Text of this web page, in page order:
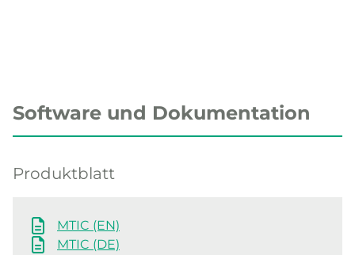
Software und Dokumentation
Produktblatt
MTIC (EN)
MTIC (DE)